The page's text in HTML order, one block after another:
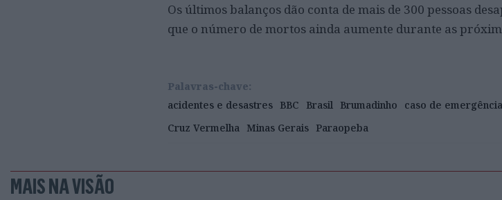
Os últimos balanços dão conta de mais de 300 pessoas
que o número de mortos ainda aumente durante as
Palavras-chave:
acidentes e desastres BBC Brasil Brumadinho caso de emergência
Cruz Vermelha Minas Gerais Paraopeba
MAIS NA VISÃO